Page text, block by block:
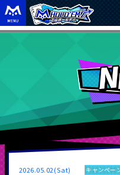
2026.05.02(Sat) キャンペー